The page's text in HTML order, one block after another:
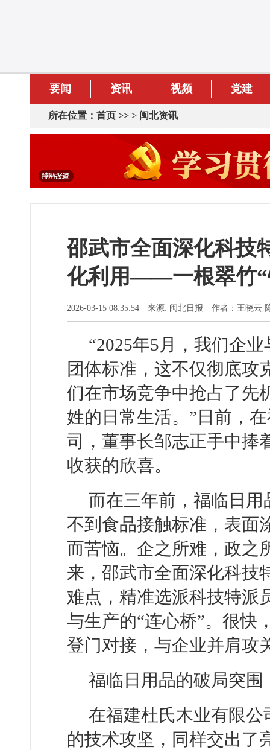
要闻 资讯 视频 党建
所在位置： 首页 >> > 闽北资讯
邵武市全面深化科技
化利用——一根翠竹“
2026-03-15 08:35:54 来源: 闽北日报 作者：王晓云
“2025年5月，我们企
团体标准，这不仅彻底攻
们在市场竞争中抢占了先
姓的日常生活。”日前，
司，董事长邹志正手中捧
收获的欣喜。
而在三年前，福临日
不到食品接触标准，表面
而苦恼。企之所难，政之
来，邵武市全面深化科技
难点，精准选派科技特派
与生产的“连心桥”。很快
登门对接，与企业并肩攻
福临日用品的破局突
在福建杜氏木业有限
的技术攻坚，同样交出了